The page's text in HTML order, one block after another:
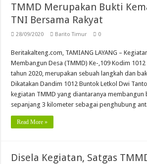
TMMD Merupakan Bukti
TNI Bersama Rakyat
28/09/2020 Barito Timur 0
Beritakalteng.com, TAMIANG LAYANG –
Membangun Desa (TMMD) Ke-,109 Kodim
tahun 2020, merupakan sebuah langkah dan
Dikatakan Dandim 1012 Buntok Letkol Dwi
kegiatan TMMD yang diantaranya membangun
sepanjang 3 kilometer sebagai penghubung
Read More »
Disela Kegiatan, Satgas